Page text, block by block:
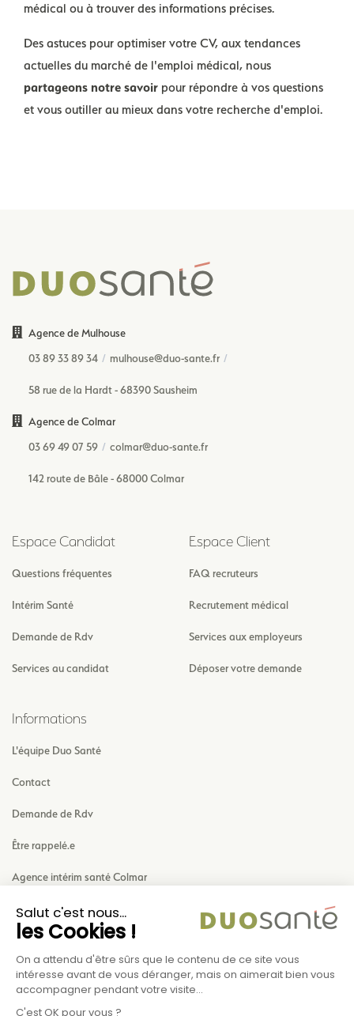
médical ou à trouver des informations précises.
Des astuces pour optimiser votre CV, aux tendances
actuelles du marché de l'emploi médical, nous
partageons notre savoir pour répondre à vos questions
et vous outiller au mieux dans votre recherche d'emploi.
Agence de Mulhouse
03 89 33 89 34
mulhouse@duo-sante.fr
58 rue de la Hardt - 68390 Sausheim
Agence de Colmar
03 69 49 07 59
colmar@duo-sante.fr
142 route de Bâle - 68000 Colmar
Espace Candidat
Questions fréquentes
Intérim Santé
Demande de Rdv
Services au candidat
Espace Client
FAQ recruteurs
Recrutement médical
Services aux employeurs
Déposer votre demande
Informations
L'équipe Duo Santé
Contact
Demande de Rdv
Être rappelé.e
Agence intérim santé Colmar
Agence intérim santé Mulhouse
Mentions légales Politique de Confidentialité